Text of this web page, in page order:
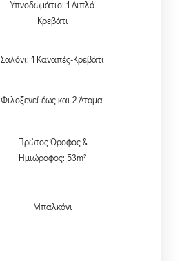
Υπνοδωμάτιο: 1 Διπλό
Κρεβάτι
Σαλόνι: 1 Καναπές-Κρεβάτι
Φιλοξενεί έως και 2 Άτομα
Πρώτος Όροφος &
Ημιώροφος: 53m²
Μπαλκόνι